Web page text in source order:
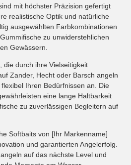
mit höchster Präzision gefertigt
realistische Optik und natürliche
ausgewählten Farbkombinationen
zu unwiderstehlichen
Gewässern.
die durch ihre Vielseitigkeit
Zander, Hecht oder Barsch angeln
Ihren Bedürfnissen an. Die
eine lange Haltbarkeit
zu zuverlässigen Begleitern auf
Softbaits von [Ihr Markenname]
und garantierten Angelerfolg.
auf das nächste Level und